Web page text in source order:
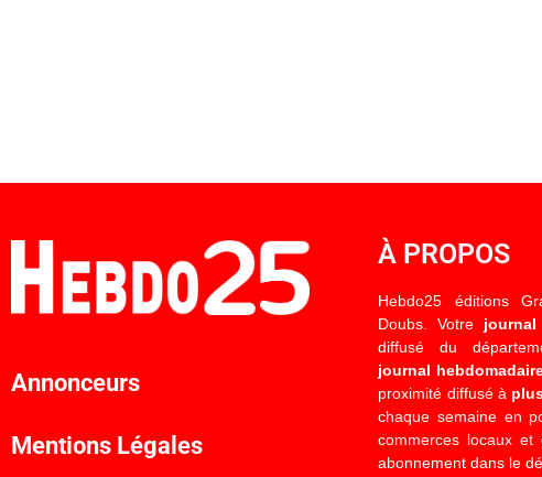
Annonceurs
Mentions Légales
À PROPOS
Hebdo25 éditions
Doubs. Votre
diffusé du
journal
proximité diffusé à
chaque semaine en
commerces locaux
abonnement dans le